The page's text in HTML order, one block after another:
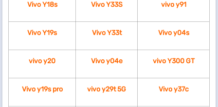
Vivo Y18s Vivo Y33S vivo y91
Vivo Y19s Vivo Y33t Vivo y04s
vivo y20 Vivo y04e vivo Y300 GT
Vivo y19s pro vivo y29t 5G Vivo y37c